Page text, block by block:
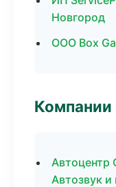
Новгород
ООО Box
Компании
Автоцентр
Автозвук